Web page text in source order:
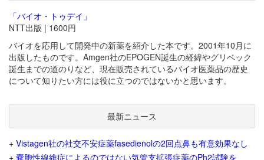
「バイオ・トゥデイ」
NTT出版 | 1600円
バイオを応用して開発中の新薬を紹介した本です。2001年10月に
出版したものです。Amgen社のEPOGEN誕生の経緯やグリベック
誕生までの道のりなど、現在販売されているバイオ医薬品の歴史
について知りたい方には役に立つのではないかと思います。
最新ニュース
+ Vistagen社の社交不安症薬fasedienolの2回点鼻も有意効果なし
+ 嚢胞性線維症によるのではない気管支拡張症薬のPh2試験を